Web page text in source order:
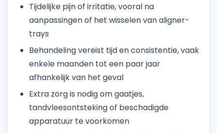
Tijdelijke pijn of irritatie, vooral na
aanpassingen of het wisselen van aligner-
trays
Behandeling vereist tijd en consistentie, vaak
enkele maanden tot een paar jaar
afhankelijk van het geval
Extra zorg is nodig om gaatjes,
tandvleesontsteking of beschadigde
apparatuur te voorkomen